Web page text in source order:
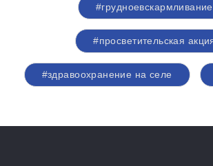
#грудноевскармливание
#просветительская
#здравоохранение на селе